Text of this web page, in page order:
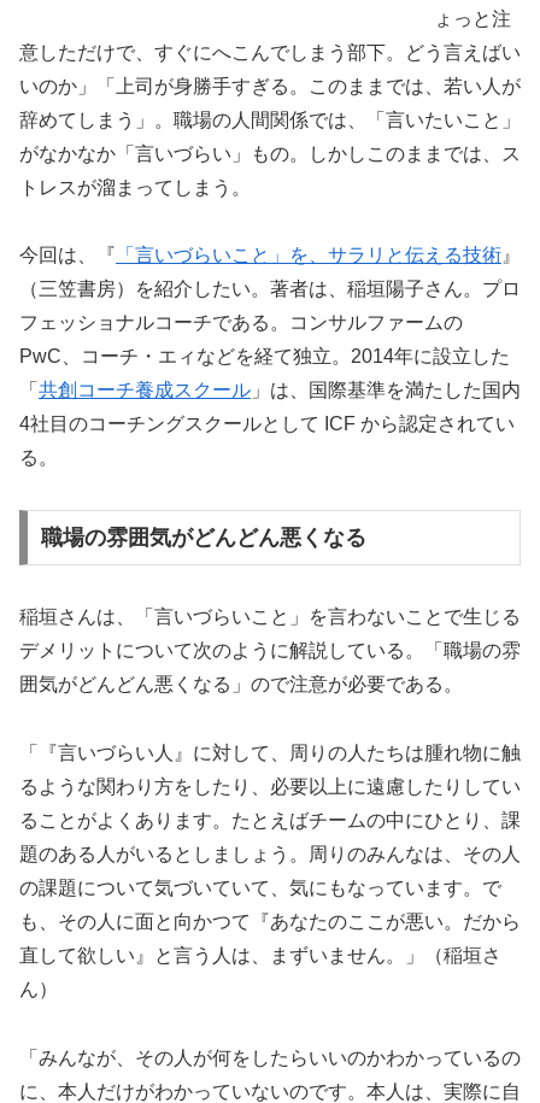
ょっと注
意しただけで、すぐにへこんでしまう部下。どう言えばい
いのか」「上司が身勝手すぎる。このままでは、若い人が
辞めてしまう」。職場の人間関係では、「言いたいこと」
がなかなか「言いづらい」もの。しかしこのままでは、ス
トレスが溜まってしまう。
今回は、『 「言いづらいこと」を、サラリと伝える技術』
（三笠書房）を紹介したい。著者は、稲垣陽子さん。プロ
フェッショナルコーチである。コンサルファームの
PwC、コーチ・エィなどを経て独立。2014年に設立した
「 共創コーチ養成スクール 」は、国際基準を満たした国内
4社目のコーチングスクールとして ICF から認定されてい
る。
職場の雰囲気がどんどん悪くなる
稲垣さんは、「言いづらいこと」を言わないことで生じる
デメリットについて次のように解説している。「職場の雰
囲気がどんどん悪くなる」ので注意が必要である。
「『言いづらい人』に対して、周りの人たちは腫れ物に触
るような関わり方をしたり、必要以上に遠慮したりしてい
ることがよくあります。たとえばチームの中にひとり、課
題のある人がいるとしましょう。周りのみんなは、その人
の課題について気づいていて、気にもなっています。で
も、その人に面と向かつて『あなたのここが悪い。だから
直して欲しい』と言う人は、まずいません。」（稲垣さ
ん）
「みんなが、その人が何をしたらいいのかわかっているの
に、本人だけがわかっていないのです。本人は、実際に自